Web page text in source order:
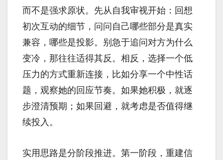
而不是强求原状。先从自我审视开始：回想
初次互动的细节，问问自己哪些部分是真实
兼容，哪些是投影。别急于追问对方为什么
变冷，那往往适得其反。相反，选择一个低
压力的方式重新连接，比如分享一个中性话
题，观察她的回应节奏。如果她积极，就逐
步澄清预期；如果回避，就考虑是否值得继
续投入。
实用思路是分阶段推进。第一阶段，重建信